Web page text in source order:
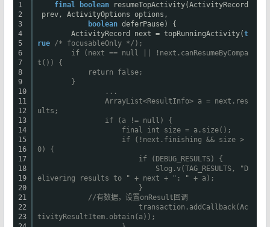
1
2
3
4
5
6
7
8
9
10
11
12
13
14
15
16
17
18
19
20
21
22
23
final boolean
resumeTopActivity(ActivityRecord
prev, ActivityOptions options,
boolean deferPause) {
ActivityRecord next = topRunningActivity(t
rue /* focusableOnly */);
if (next == null || !next.canResumeByCompa
t()) {
return false;
}
...
ArrayList<ResultInfo> a = next.res
ults;
if (a != null) {
final int size = a.size();
if (!next.finishing && size >
0) {
if (DEBUG_RESULTS) {
Slog.v(TAG_RESULTS, "D
elivering results to " + next + ": " + a);
}
//有数据，设置onResult回调
transaction.addCallback(Ac
tivityResultItem.obtain(a));